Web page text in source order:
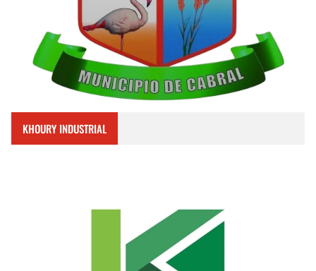
KHOURY INDUSTRIAL